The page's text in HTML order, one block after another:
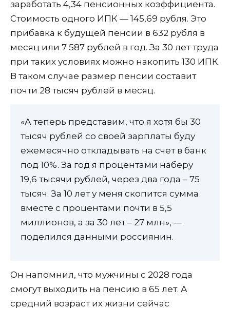
заработать 4,34 пенсионных коэффициента.
Стоимость одного ИПК — 145,69 рубля. Это
прибавка к будущей пенсии в 632 рубля в
месяц или 7 587 рублей в год. За 30 лет труда
при таких условиях можно накопить 130 ИПК.
В таком случае размер пенсии составит
почти 28 тысяч рублей в месяц.
«А теперь представим, что я хотя бы 30
тысяч рублей со своей зарплаты буду
ежемесячно откладывать на счет в банк
под 10%. За год я процентами наберу
19,6 тысячи рублей, через два года – 75
тысяч. За 10 лет у меня скопится сумма
вместе с процентами почти в 5,5
миллионов, а за 30 лет – 27 млн», —
поделился данными россиянин.
Он напомнил, что мужчины с 2028 года
смогут выходить на пенсию в 65 лет. А
средний возраст их жизни сейчас